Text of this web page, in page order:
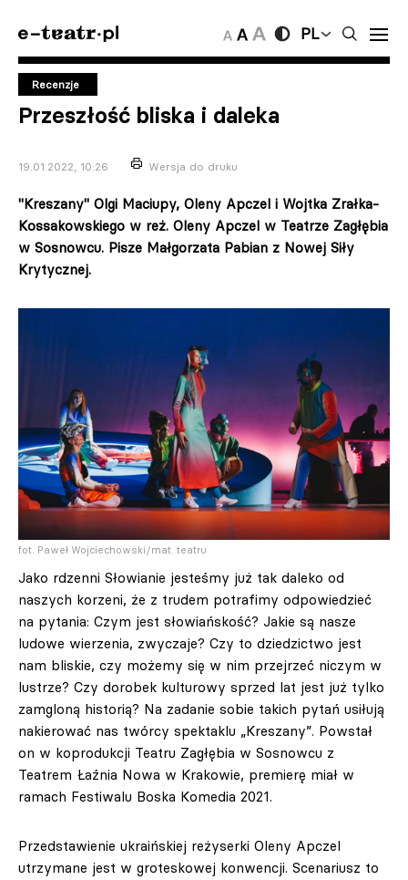
PL
Recenzje
Przeszłość bliska i daleka
19.01.2022, 10:26 Wersja do druku
"Kreszany" Olgi Maciupy, Oleny Apczel i Wojtka Zrałka-
Kossakowskiego w reż. Oleny Apczel w Teatrze Zagłębia
w Sosnowcu. Pisze Małgorzata Pabian z Nowej Siły
Krytycznej.
fot. Paweł Wojciechowski/mat. teatru
Jako rdzenni Słowianie jesteśmy już tak daleko od
naszych korzeni, że z trudem potrafimy odpowiedzieć
na pytania: Czym jest słowiańskość? Jakie są nasze
ludowe wierzenia, zwyczaje? Czy to dziedzictwo jest
nam bliskie, czy możemy się w nim przejrzeć niczym w
lustrze? Czy dorobek kulturowy sprzed lat jest już tylko
zamgloną historią? Na zadanie sobie takich pytań usiłują
nakierować nas twórcy spektaklu „Kreszany”. Powstał
on w koprodukcji Teatru Zagłębia w Sosnowcu z
Teatrem Łaźnia Nowa w Krakowie, premierę miał w
ramach Festiwalu Boska Komedia 2021.
Przedstawienie ukraińskiej reżyserki Oleny Apczel
utrzymane jest w groteskowej konwencji. Scenariusz to